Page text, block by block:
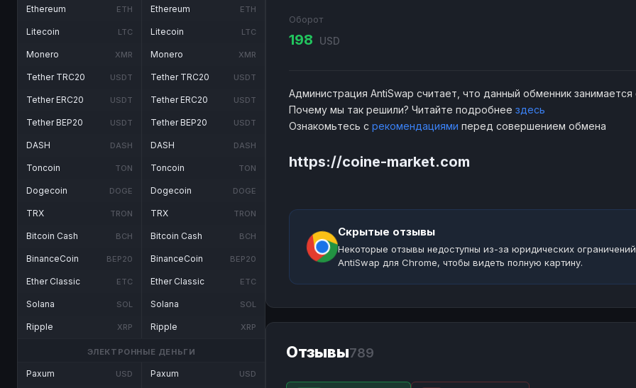
Ethereum ETH
Litecoin LTC
Monero XMR
Tether TRC20 USDT
Tether ERC20 USDT
Tether BEP20 USDT
DASH DASH
Toncoin TON
Dogecoin DOGE
TRX TRON
Bitcoin Cash BCH
BinanceCoin BEP20
Ether Classic ETC
Solana SOL
Ripple XRP
Ethereum ETH
Litecoin LTC
Monero XMR
Tether TRC20 USDT
Tether ERC20 USDT
Tether BEP20 USDT
DASH DASH
Toncoin TON
Dogecoin DOGE
TRX TRON
Bitcoin Cash BCH
BinanceCoin BEP20
Ether Classic ETC
Solana SOL
Ripple XRP
ЭЛЕКТРОННЫЕ ДЕНЬГИ
Paxum USD Paxum USD
Оборот
198 USD
Администрация AntiSwap считает, что данный обменник занимается
Почему мы так решили? Читайте подробнее здесь
Ознакомьтесь с рекомендациями перед совершением обмена
https://coine-market.com
Скрытые отзывы
Некоторые отзывы недоступны из-за юридических
AntiSwap для Chrome, чтобы видеть полную картину.
Отзывы789